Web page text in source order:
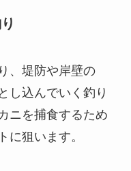
、堤防や岸壁の
し込んでいく釣り
ニを捕食するため
に狙います。